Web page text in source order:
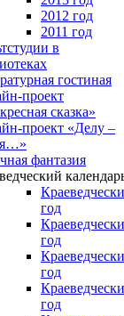
2012 год
2011 год
в
гостиная
проект
сказка»
проект «Делу –
фантазия
год
год
год
год